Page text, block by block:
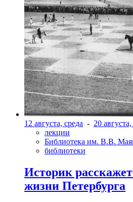
12 августа, среда - 20
лекции
Библиотека им. В.В.
библиотеки
Историк
жизни Петербурга